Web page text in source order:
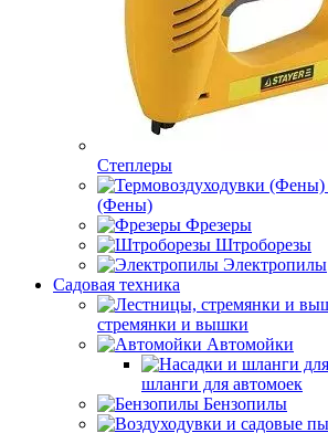
Степлеры
(Фены)
Фрезеры
Штроборезы
Электропилы
Садовая техника
стремянки и вышки
Автомойки
шланги для автомоек
Бензопилы